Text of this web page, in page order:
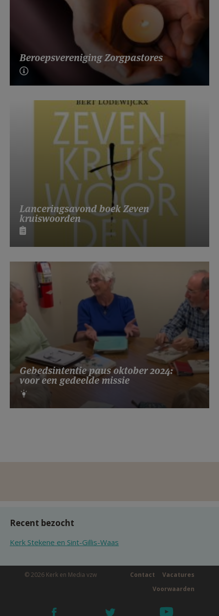
Beroepsvereniging Zorgpastores
Lanceringsavond boek Zeven
kruiswoorden
Gebedsintentie paus oktober 2024:
voor een gedeelde missie
Recent bezocht
Kerk Stekene en Sint-Gillis-Waas
© 2026 Kerk en Media vzw Vacatures
Contact
Voorwaarden